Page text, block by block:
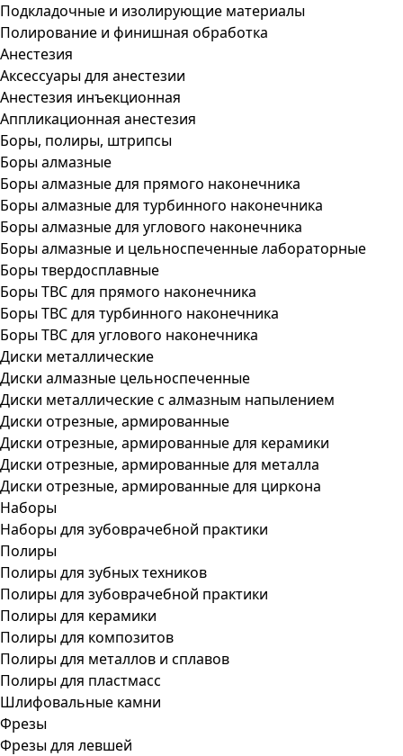
Подкладочные и изолирующие материалы
Полирование и финишная обработка
Анестезия
Аксессуары для анестезии
Анестезия инъекционная
Аппликационная анестезия
Боры, полиры, штрипсы
Боры алмазные
Боры алмазные для прямого наконечника
Боры алмазные для турбинного наконечника
Боры алмазные для углового наконечника
Боры алмазные и цельноспеченные лабораторные
Боры твердосплавные
Боры ТВС для прямого наконечника
Боры ТВС для турбинного наконечника
Боры ТВС для углового наконечника
Диски металлические
Диски алмазные цельноспеченные
Диски металлические с алмазным напылением
Диски отрезные, армированные
Диски отрезные, армированные для керамики
Диски отрезные, армированные для металла
Диски отрезные, армированные для циркона
Наборы
Наборы для зубоврачебной практики
Полиры
Полиры для зубных техников
Полиры для зубоврачебной практики
Полиры для керамики
Полиры для композитов
Полиры для металлов и сплавов
Полиры для пластмасс
Шлифовальные камни
Фрезы
Фрезы для левшей